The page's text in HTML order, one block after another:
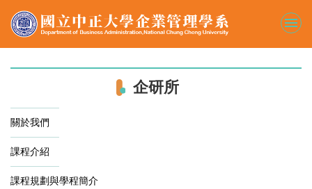
到
內
企研所
關於我們
課程介紹
課程規劃與學程簡介